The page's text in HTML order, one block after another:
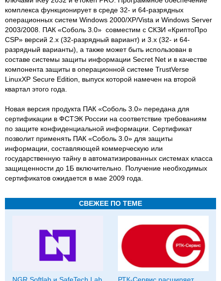
комплекса функционирует в среде 32- и 64-разрядных
операционных систем Windows 2000/XP/Vista и Windows Server
2003/2008. ПАК «Соболь 3.0» совместим с СКЗИ «КриптоПро
CSP» версий 2.х (32-разрядный вариант) и 3.х (32- и 64-
разрядный варианты), а также может быть использован в
составе системы защиты информации Secret Net и в качестве
компонента защиты в операционной системе TrustVerse
LinuxXP Secure Edition, выпуск которой намечен на второй
квартал этого года.
Новая версия продукта ПАК «Соболь 3.0» передана для
сертификации в ФСТЭК России на соответствие требованиям
по защите конфиденциальной информации. Сертификат
позволит применять ПАК «Соболь 3.0» для защиты
информации, составляющей коммерческую или
государственную тайну в автоматизированных системах класса
защищенности до 1Б включительно. Получение необходимых
сертификатов ожидается в мае 2009 года.
СВЕЖЕЕ ПО ТЕМЕ
NGR Softlab и SafeTech Lab
РТК-Сервис расширяет